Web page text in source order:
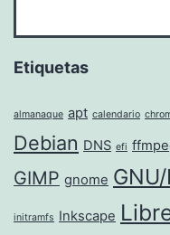
Etiquetas
almanaque apt calendario
Debian DNS efi
GIMP gnome
initramfs Inkscape